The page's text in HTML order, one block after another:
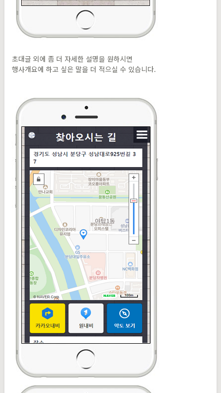
초대글 외에 좀 더 자세한 설명을 원하시면
행사개요에 하고 싶은 말을 더 적으실 수 있습니다.